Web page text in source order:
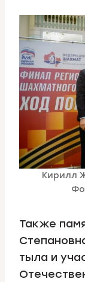
Кирилл
Также
тыла и